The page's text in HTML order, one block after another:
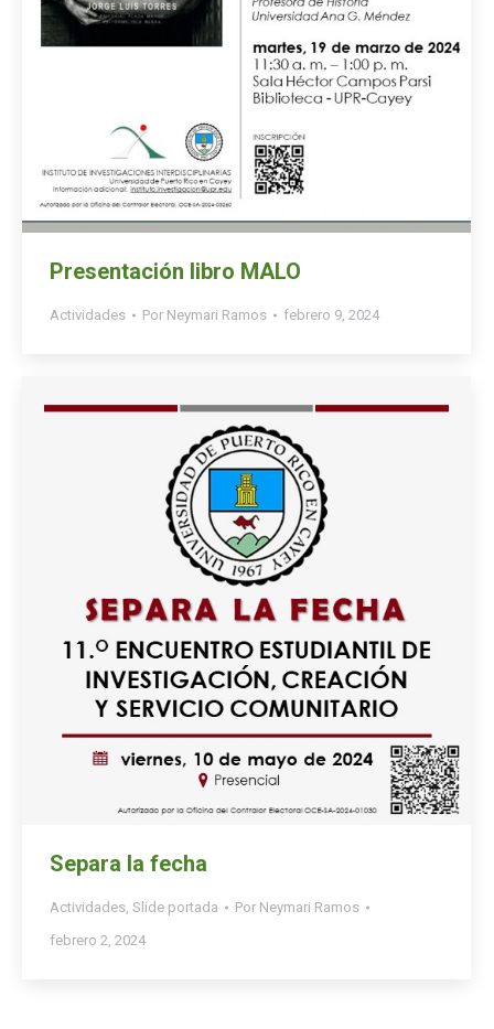
Presentación libro MALO
Actividades Por Neymari Ramos febrero 9, 2024
Separa la fecha
Actividades, Slide portada Por Neymari Ramos
febrero 2, 2024